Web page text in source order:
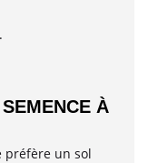
À
préfère un sol